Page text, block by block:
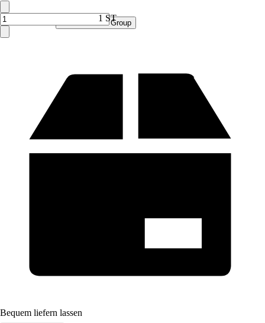
Verkauf durch: Procommerce Group
1 ST
Bequem liefern lassen